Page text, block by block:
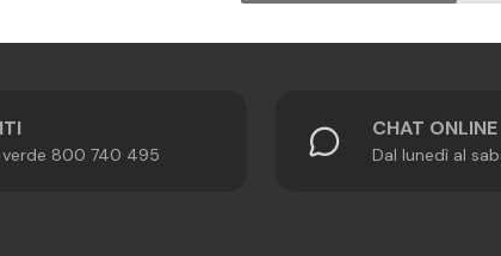
verde 800 740 495
CHAT ONLINE
Dal lunedì al